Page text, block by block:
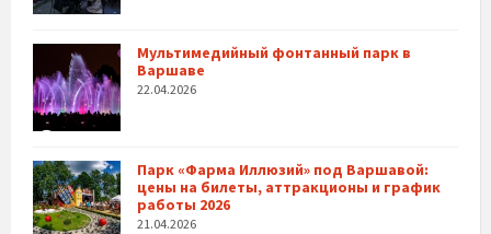
Мультимедийный фонтанный парк в
Варшаве
22.04.2026
Парк «Фарма Иллюзий» под Варшавой:
цены на билеты, аттракционы и график
работы 2026
21.04.2026